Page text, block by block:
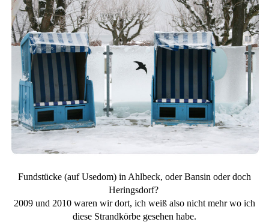
Fundstücke (auf Usedom) in Ahlbeck, oder Bansin oder doch
Heringsdorf?
2009 und 2010 waren wir dort, ich weiß also nicht mehr wo ich
diese Strandkörbe gesehen habe.